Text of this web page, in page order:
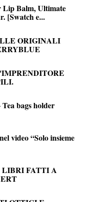
Lip Balm, Ultimate
[Swatch e...
ORIGINALI
bags holder
video “Solo insieme
LIBRI FATTI A